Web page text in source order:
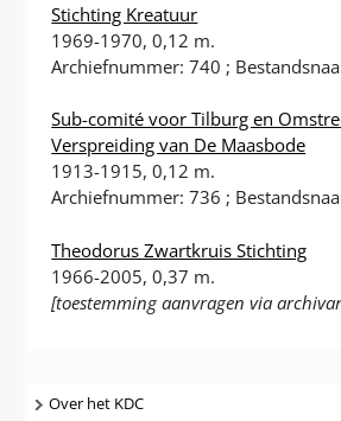
Stichting Kreatuur
1969-1970, 0,12 m.
Archiefnummer: 740 ;
Sub-comité voor Tilburg en
Verspreiding van De Maasbode
1913-1915, 0,12 m.
Archiefnummer: 736 ;
Theodorus Zwartkruis Stichting
1966-2005, 0,37 m.
[toestemming aanvragen via
Navigatie
Over het KDC